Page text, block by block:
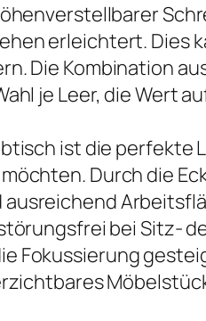
erleichtert.
Die Kombination
je Leer, die Wert
ist die perfekte
Durch die
bei Sitz-
Fokussierung